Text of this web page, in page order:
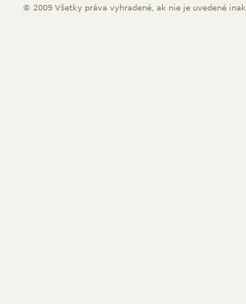
© 2009 Všetky práva vyhradené, ak nie je uvedené inak.